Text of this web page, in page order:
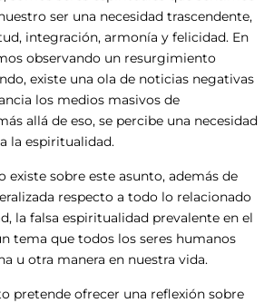
ser una necesidad trascendente,
integración, armonía y felicidad. En
observando un resurgimiento
existe una ola de noticias negativas
los medios masivos de
allá de eso, se percibe una necesidad
la espiritualidad.
existe sobre este asunto, además de
respecto a todo lo relacionado
la falsa espiritualidad prevalente en el
tema que todos los seres humanos
u otra manera en nuestra vida.
pretende ofrecer una reflexión sobre